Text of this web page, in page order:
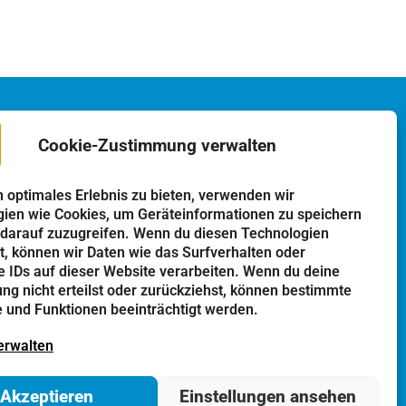
Cookie-Zustimmung verwalten
optimales Erlebnis zu bieten, verwenden wir
wie Cookies, um Geräteinformationen zu speichern
zuzugreifen. Wenn du diesen Technologien
können wir Daten wie das Surfverhalten oder
IDs auf dieser Website verarbeiten. Wenn du deine
nicht erteilst oder zurückziehst, können bestimmte
und Funktionen beeinträchtigt werden.
Akzeptieren Einstellungen ansehen
Einrichtungen
Kindergarten
Schulen
Kirchen